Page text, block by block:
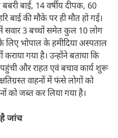
बाई, 14 वर्षीय दीपक, 60
बाई की मौके पर ही मौत हो गई।
सवार 3 बच्चों समेत कुल 10 लोग
लिए भोपाल के हमीदिया अस्पताल
गया है। उन्होंने बताया कि
और राहत एवं बचाव कार्य शुरू
वाहनों में फंसे लोगों को
को जब्त कर लिया गया है।
है जांच